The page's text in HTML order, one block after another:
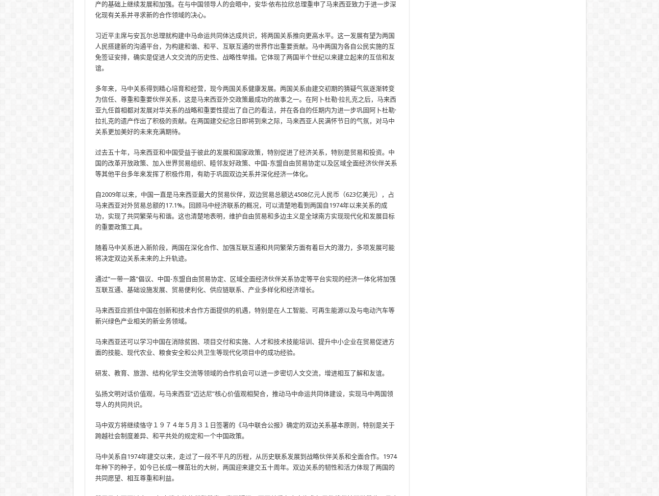
产的基础上继续发展和加强。在与中国领导人的会晤中，安华·依布拉欣总理重申了马来西亚致力于进一步深
化现有关系并寻求新的合作领域的决心。
习近平主席与安瓦尔总理就构建中马命运共同体达成共识，将两国关系推向更高水平。这一发展有望为两国
人民搭建新的沟通平台，为构建和谐、和平、互联互通的世界作出重要贡献。马中两国为各自公民实施的互
免签证安排，确实是促进人文交流的历史性、战略性举措。它体现了两国半个世纪以来建立起来的互信和友
谊。
多年来，马中关系得到精心培育和经营，现今两国关系健康发展。两国关系由建交初期的猜疑气氛逐渐转变
为信任、尊重和重要伙伴关系，这是马来西亚外交政策最成功的故事之一。在阿卜杜勒·拉扎克之后，马来西
亚九任首相都对发展对华关系的战略和重要性提出了自己的看法，并在各自的任期内为进一步巩固阿卜杜勒·
拉扎克的遗产作出了积极的贡献。在两国建交纪念日即将到来之际，马来西亚人民满怀节日的气氛，对马中
关系更加美好的未来充满期待。
过去五十年，马来西亚和中国受益于彼此的发展和国家政策，特别促进了经济关系，特别是贸易和投资。中
国的改革开放政策、加入世界贸易组织、睦邻友好政策、中国-东盟自由贸易协定以及区域全面经济伙伴关系
等其他平台多年来发挥了积极作用，有助于巩固双边关系并深化经济一体化。
自2009年以来，中国一直是马来西亚最大的贸易伙伴，双边贸易总额达4508亿元人民币（623亿美元），占
马来西亚对外贸易总额的17.1%。回顾马中经济联系的概况，可以清楚地看到两国自1974年以来关系的成
功，实现了共同繁荣与和谐。这也清楚地表明，维护自由贸易和多边主义是全球南方实现现代化和发展目标
的重要政策工具。
随着马中关系进入新阶段，两国在深化合作、加强互联互通和共同繁荣方面有着巨大的潜力，多项发展可能
将决定双边关系未来的上升轨迹。
通过“一带一路”倡议、中国-东盟自由贸易协定、区域全面经济伙伴关系协定等平台实现的经济一体化将加强
互联互通、基础设施发展、贸易便利化、供应链联系、产业多样化和经济增长。
马来西亚应抓住中国在创新和技术合作方面提供的机遇，特别是在人工智能、可再生能源以及与电动汽车等
新兴绿色产业相关的新业务领域。
马来西亚还可以学习中国在消除贫困、项目交付和实施、人才和技术技能培训、提升中小企业在贸易促进方
面的技能、现代农业、粮食安全和公共卫生等现代化项目中的成功经验。
研发、教育、旅游、结构化学生交流等领域的合作机会可以进一步密切人文交流，增进相互了解和友谊。
弘扬文明对话价值观，与马来西亚“迈达尼”核心价值观相契合，推动马中命运共同体建设，实现马中两国领
导人的共同共识。
马中双方将继续恪守１９７４年５月３１日签署的《马中联合公报》确定的双边关系基本原则，特别是关于
跨越社会制度差异、和平共处的规定和一个中国政策。
马中关系自1974年建交以来，走过了一段不平凡的历程，从历史联系发展到战略伙伴关系和全面合作。1974
年种下的种子，如今已长成一棵茁壮的大树，两国迎来建交五十周年。双边关系的韧性和活力体现了两国的
共同愿望、相互尊重和利益。